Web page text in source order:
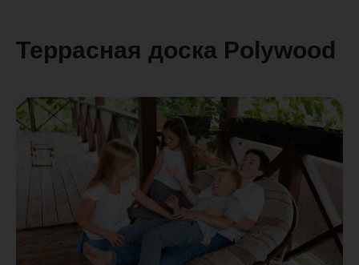
Террасная доска Polywood